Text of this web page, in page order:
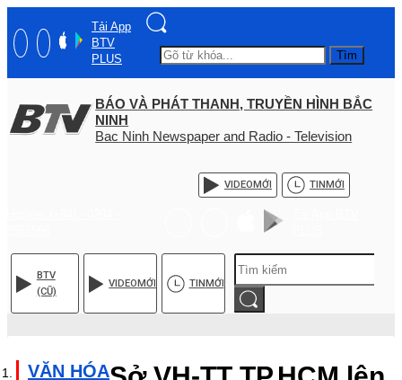
Tải App
BTV
PLUS
Tìm
BÁO VÀ PHÁT THANH, TRUYỀN HÌNH BẮC
NINH
Bac Ninh Newspaper and Radio - Television
VIDEOMỚI TINMỚI
BTV
(CŨ)
VIDEOMỚI TINMỚI
VĂN HÓA